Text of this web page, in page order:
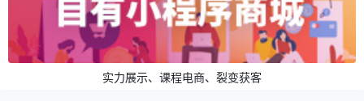
实力展示、课程电商、裂变获客